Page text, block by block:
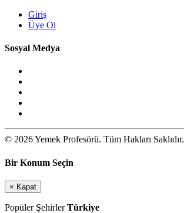
Giriş
Üye Ol
Sosyal Medya
© 2026 Yemek Profesörü. Tüm Hakları Saklıdır.
Bir Konum Seçin
× Kapat
Popüler ŞehirlerTürkiye